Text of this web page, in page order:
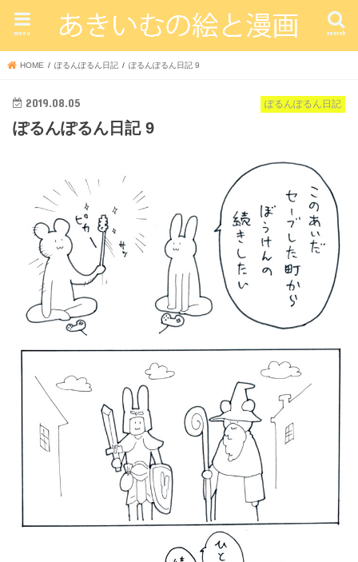
search
menu
HOME ぽるんぽるん日記 ぽるんぽるん日記 9
ぽるんぽるん日記
2019.08.05
ぽるんぽるん日記 9